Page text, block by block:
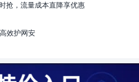
抢，流量成本直降享优惠
效护网安